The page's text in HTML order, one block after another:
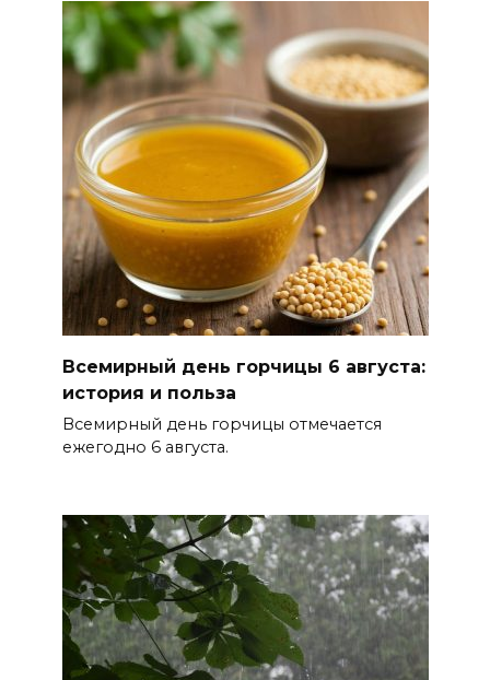
Всемирный день горчицы 6 августа:
история и польза
Всемирный день горчицы отмечается
ежегодно 6 августа.